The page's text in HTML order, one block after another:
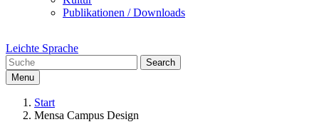
Publikationen / Downloads
Leichte Sprache
Search
Menu
Start
Mensa Campus Design